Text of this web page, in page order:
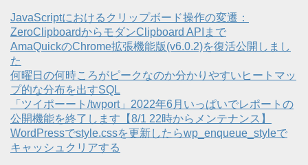
JavaScriptにおけるクリップボード操作の変遷：
ZeroClipboardからモダンClipboard APIまで
AmaQuickのChrome拡張機能版(v6.0.2)を復活公開しまし
た
何曜日の何時ころがピークなのか分かりやすいヒートマッ
プ的な分布を出すSQL
「ツイポーート/twport」2022年6月いっぱいでレポートの
公開機能を終了します【8/1 22時からメンテナンス】
WordPressでstyle.cssを更新したらwp_enqueue_styleで
キャッシュクリアする